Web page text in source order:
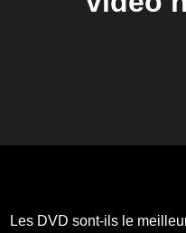
Les DVD sont-ils le